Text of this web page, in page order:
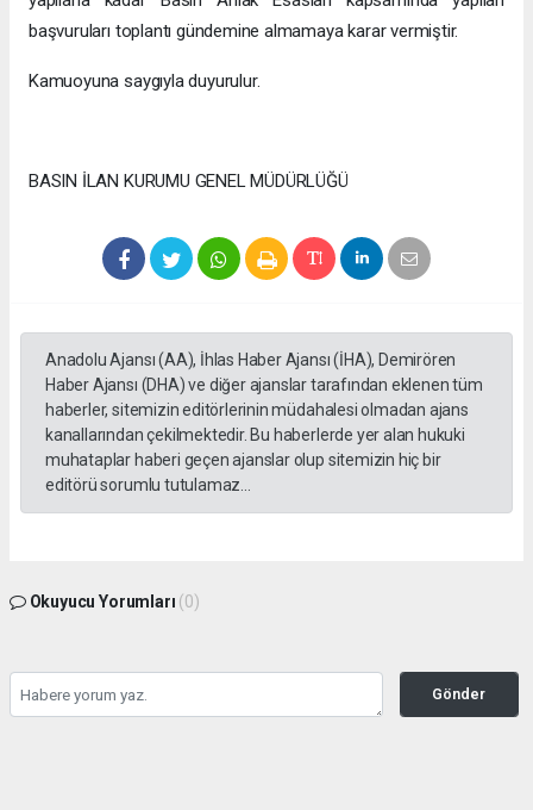
başvuruları toplantı gündemine almamaya karar vermiştir.
Kamuoyuna saygıyla duyurulur.
BASIN İLAN KURUMU GENEL MÜDÜRLÜĞÜ
Anadolu Ajansı (AA), İhlas Haber Ajansı (İHA), Demirören
Haber Ajansı (DHA) ve diğer ajanslar tarafından eklenen tüm
haberler, sitemizin editörlerinin müdahalesi olmadan ajans
kanallarından çekilmektedir. Bu haberlerde yer alan hukuki
muhataplar haberi geçen ajanslar olup sitemizin hiç bir
editörü sorumlu tutulamaz...
Okuyucu Yorumları (0)
Gönder